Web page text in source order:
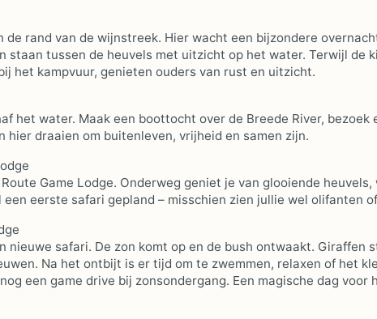
rand van de wijnstreek. Hier wacht een bijzondere
staan tussen de heuvels met uitzicht op het water. Terwijl de
het kampvuur, genieten ouders van rust en uitzicht.
het water. Maak een boottocht over de Breede River, bezoek
hier draaien om buitenleven, vrijheid en samen zijn.
Game Lodge. Onderweg geniet je van glooiende heuvels,
eerste safari gepland – misschien zien jullie wel olifanten of
nieuwe safari. De zon komt op en de bush ontwaakt. Giraffen
Na het ontbijt is er tijd om te zwemmen, relaxen of het
een game drive bij zonsondergang. Een magische dag voor